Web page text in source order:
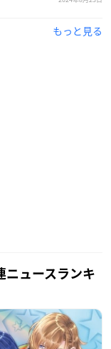
もっと見る
ュースランキ